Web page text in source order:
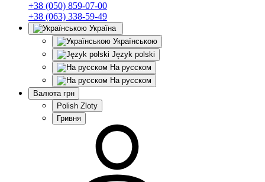
+38 (050) 859-07-00
+38 (063) 338-59-49
Україна
Українською
Język polski
На русском
На русском
Валюта грн
Polish Zloty
Гривня